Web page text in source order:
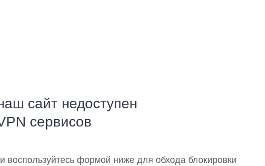
сайт недоступен
сервисов
воспользуйтесь формой ниже для обхода блокировки